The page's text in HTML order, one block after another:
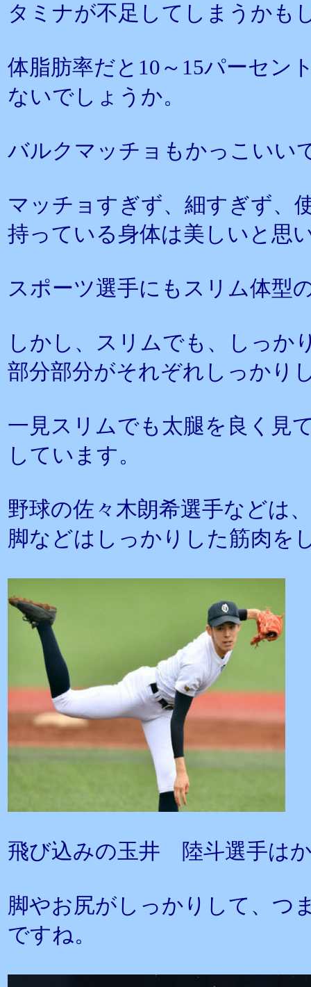
タミナが不足してしまうかも
体脂肪率だと10～15パーセン
ないでしょうか。
バルクマッチョもかっこいい
マッチョすぎず、細すぎず、
持っている身体は美しいと思
スポーツ選手にもスリム体型
しかし、スリムでも、しっか
部分部分がそれぞれしっかり
一見スリムでも太腿を良く見
しています。
野球の佐々木朗希選手などは
脚などはしっかりした筋肉を
飛び込みの玉井 陸斗選手は
脚やお尻がしっかりして、つ
ですね。